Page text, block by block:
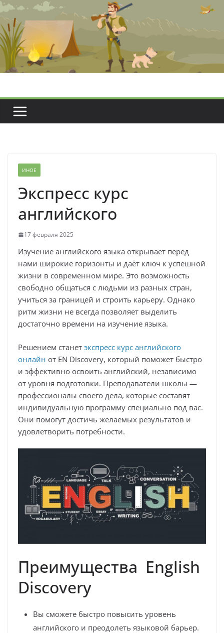
Перейти
содержимому
ИНОЕ
Экспресс курс
английского
17 февраля 2025
Изучение английского языка открывает перед
нами широкие горизонты и даёт ключ к успешной
жизни в современном мире. Это возможность
свободно общаться с людьми из разных стран,
учиться за границей и строить карьеру. Однако
ритм жизни не всегда позволяет выделить
достаточно времени на изучение языка.
Решением станет экспресс курс английского
онлайн от EN Discovery, который поможет быстро
и эффективно освоить английский, независимо
от уровня подготовки. Преподаватели школы —
профессионалы своего дела, которые составят
индивидуальную программу специально под вас.
Они помогут достичь желаемых результатов и
удовлетворить потребности.
Преимущества English
Discovery
Вы сможете быстро повысить уровень
английского и преодолеть языковой барьер.